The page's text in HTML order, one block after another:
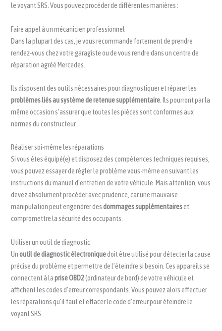
le voyant SRS. Vous pouvez procéder de différentes manières :
Faire appel à un mécanicien professionnel
Dans la plupart des cas, je vous recommande fortement de prendre
rendez-vous chez votre garagiste ou de vous rendre dans un centre de
réparation agréé Mercedes.
Ils disposent des outils nécessaires pour diagnostiquer et réparer les
problèmes liés au système de retenue supplémentaire . Ils pourront par la
même occasion s’assurer que toutes les pièces sont conformes aux
normes du constructeur.
Réaliser soi-même les réparations
Si vous êtes équipé(e) et disposez des compétences techniques requises,
vous pouvez essayer de régler le problème vous-même en suivant les
instructions du manuel d’entretien de votre véhicule. Mais attention, vous
devez absolument procéder avec prudence, car une mauvaise
manipulation peut engendrer desdommages supplémentaireset
compromettre la sécurité des occupants.
Utiliser un outil de diagnostic
Unoutil de diagnostic électroniquedoit être utilisé pour détecter la cause
précise du problème et permettre de l’éteindre si besoin. Ces appareils se
connectent à laprise OBD2(ordinateur de bord) de votre véhicule et
affichent les codes d’erreur correspondants. Vous pouvez alors effectuer
les réparations qu’il faut et effacer le code d’erreur pour éteindre le
voyant SRS.